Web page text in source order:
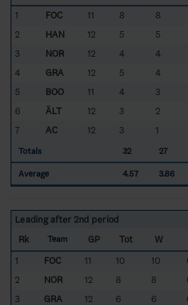
1
FOC 11 8 8
2
HAN 12 5 5
3
NOR 12 4 4
4
GRA 12 5 4
5
BOO 11 4 3
6
ÄLT 12 3 2
7
AC 12 3 1
Totals 32 27
Average 4.57 3.86
Leading after 2nd period
Rk
Team GP Tot W
1
FOC 11 10 10
2
NOR 12 8 8
3
GRA 12 6 6